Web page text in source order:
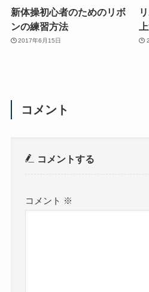
新体操初心者のためのリボ
ンの練習方法
2017年6月15日
コメント
コメントする
コメント ※